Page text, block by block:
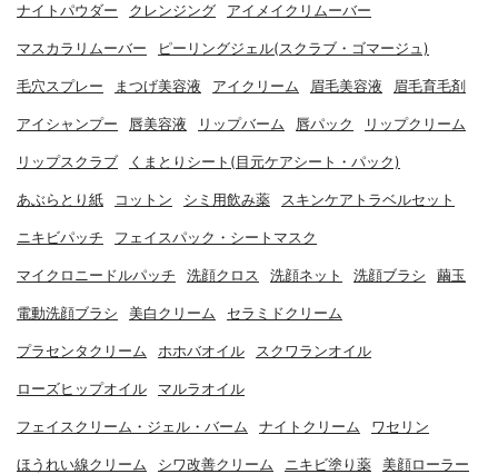
ナイトパウダー クレンジング アイメイクリムーバー
マスカラリムーバー ピーリングジェル(スクラブ・ゴマージュ)
毛穴スプレー まつげ美容液 アイクリーム 眉毛美容液 眉毛育毛剤
アイシャンプー 唇美容液 リップバーム 唇パック リップクリーム
リップスクラブ くまとりシート(目元ケアシート・パック)
あぶらとり紙 コットン シミ用飲み薬 スキンケアトラベルセット
ニキビパッチ フェイスパック・シートマスク
マイクロニードルパッチ 洗顔クロス 洗顔ネット 洗顔ブラシ 繭玉
電動洗顔ブラシ 美白クリーム セラミドクリーム
プラセンタクリーム ホホバオイル スクワランオイル
ローズヒップオイル マルラオイル
フェイスクリーム・ジェル・バーム ナイトクリーム ワセリン
ほうれい線クリーム シワ改善クリーム ニキビ塗り薬 美顔ローラー